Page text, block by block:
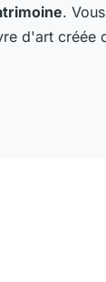
.
d'art créée